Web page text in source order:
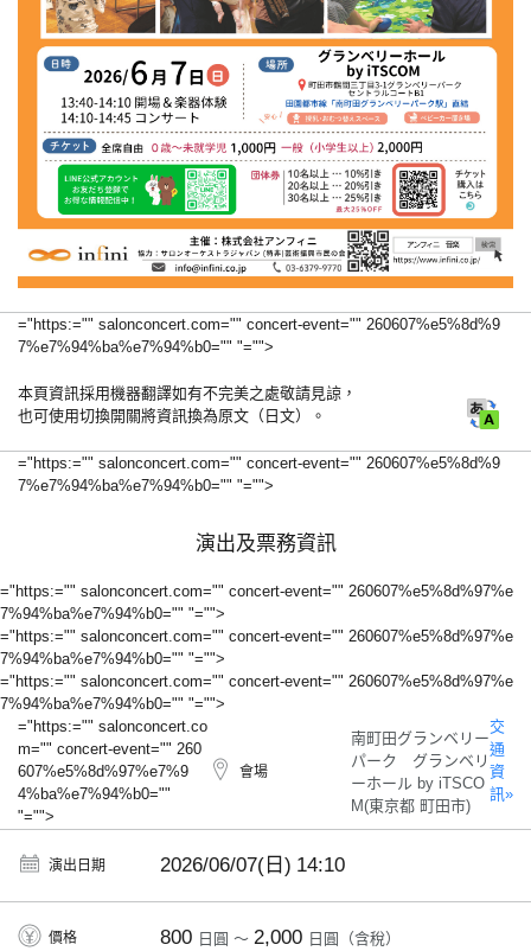
="https:="" salonconcert.com="" concert-event="" 260607%e5%8d%9
7%e7%94%ba%e7%94%b0="" "="">
本頁資訊採用機器翻譯如有不完美之處敬請見諒，
也可使用切換開關將資訊換為原文（日文）。
="https:="" salonconcert.com="" concert-event="" 260607%e5%8d%9
7%e7%94%ba%e7%94%b0="" "="">
演出及票務資訊
="https:="" salonconcert.com="" concert-event="" 260607%e5%8d%97%e
7%94%ba%e7%94%b0="" "="">
="https:="" salonconcert.com="" concert-event="" 260607%e5%8d%97%e
7%94%ba%e7%94%b0="" "="">
="https:="" salonconcert.com="" concert-event="" 260607%e5%8d%97%e
7%94%ba%e7%94%b0="" "="">
="https:="" salonconcert.co
m="" concert-event="" 260
607%e5%8d%97%e7%9
4%ba%e7%94%b0=""
"="">
會場
南町田グランベリー
パーク グランベリ
ーホール by iTSCO
M(東京都 町田市)
交
通
資
訊»
演出日期 2026/06/07(日) 14:10
價格 800 日圓 ～ 2,000 日圓（含稅）